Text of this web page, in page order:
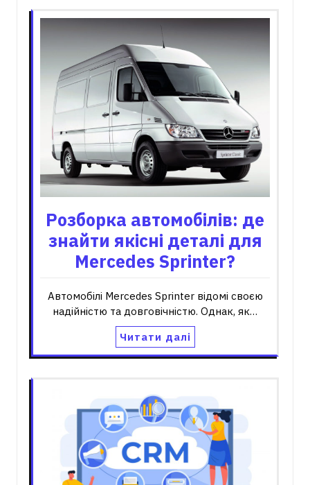
Розборка автомобілів: де
знайти якісні деталі для
Mercedes Sprinter?
Автомобілі Mercedes Sprinter відомі своєю
надійністю та довговічністю. Однак, як…
Читати далі